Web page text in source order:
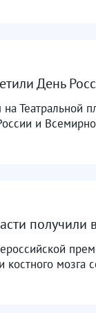
День
Театральной
и